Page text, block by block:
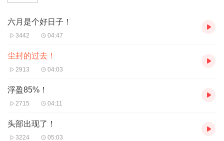
东西，我倒是记得咱爸有个四方型的黄色的小铜盒，但是现
在扔哪去了，我也不知道了。”
说，现在都不知道哪去了。可能搬家时扔掉了。”其实，我
件。可惜，我哥和我都没有当回事。现在已经不知去向了。
我哥提到的那个四方的黄色小铜盒是民国铜墨盒，其实现在
就在我的家中。多年前父亲离世时，大哥亲手把它送给了
我，现在他完全忘记了。本来我也忘记了，我老婆却没有忘
六月是个好日子！
3442 04:47
尘封的过去！
2913 04:03
浮盈85%！
2715 04:11
头部出现了！
3224 05:03